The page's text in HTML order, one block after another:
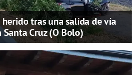
tras una salida de vía
Cruz (O Bolo)